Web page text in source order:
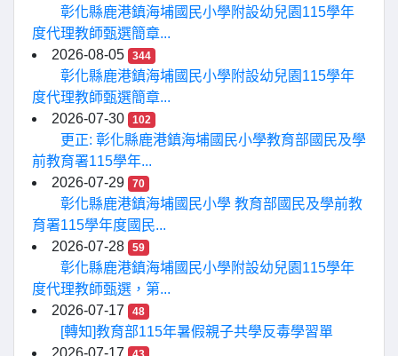
彰化縣鹿港鎮海埔國民小學附設幼兒園115學年
度代理教師甄選簡章...
2026-08-05
344
彰化縣鹿港鎮海埔國民小學附設幼兒園115學年
度代理教師甄選簡章...
2026-07-30
102
更正: 彰化縣鹿港鎮海埔國民小學教育部國民及學
前教育署115學年...
2026-07-29
70
彰化縣鹿港鎮海埔國民小學 教育部國民及學前教
育署115學年度國民...
2026-07-28
59
彰化縣鹿港鎮海埔國民小學附設幼兒園115學年
度代理教師甄選，第...
2026-07-17
48
[轉知]教育部115年暑假親子共學反毒學習單